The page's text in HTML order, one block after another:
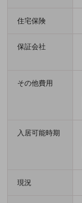
住宅保険
保証会社
その他費用
入居可能時期
現況